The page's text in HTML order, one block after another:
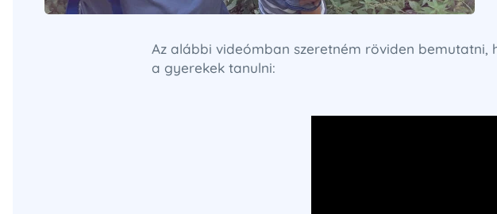
Az alábbi videómban szeretném röviden
a gyerekek tanulni: